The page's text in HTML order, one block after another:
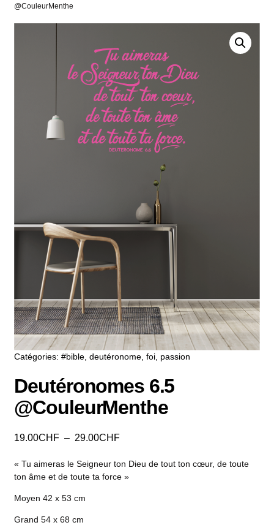
@CouleurMenthe
Catégories:#bible,deutéronome,foi, passion
Deutéronomes 6.5
@CouleurMenthe
19.00CHF – 29.00CHF
« Tu aimeras le Seigneur ton Dieu de tout ton cœur, de toute
ton âme et de toute ta force »
Moyen 42 x 53 cm
Grand 54 x 68 cm